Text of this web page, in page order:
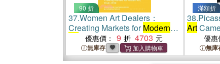
90 折
37.Women Art Dealers：
Creating Markets forModern
, 1940-1990
優惠價： 9 4703
無庫存
滿額折
38.
Art
優惠
無庫